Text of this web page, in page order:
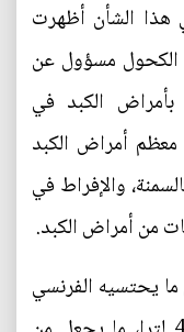
هذا الشأن أظهرت
الكحول مسؤول عن
بأمراض الكبد في
معظم أمراض الكبد
والإفراط في
من أمراض الكبد.
يحتسيه الفرنسي